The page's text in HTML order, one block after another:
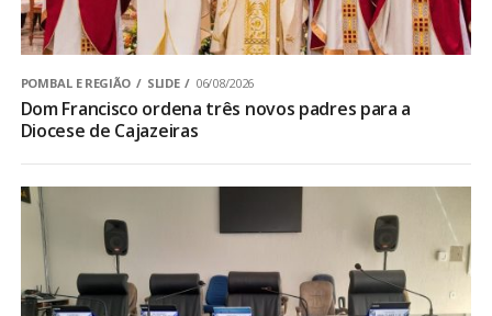
POMBAL E REGIÃO SLIDE 06/08/2026
Dom Francisco ordena três novos padres para a
Diocese de Cajazeiras